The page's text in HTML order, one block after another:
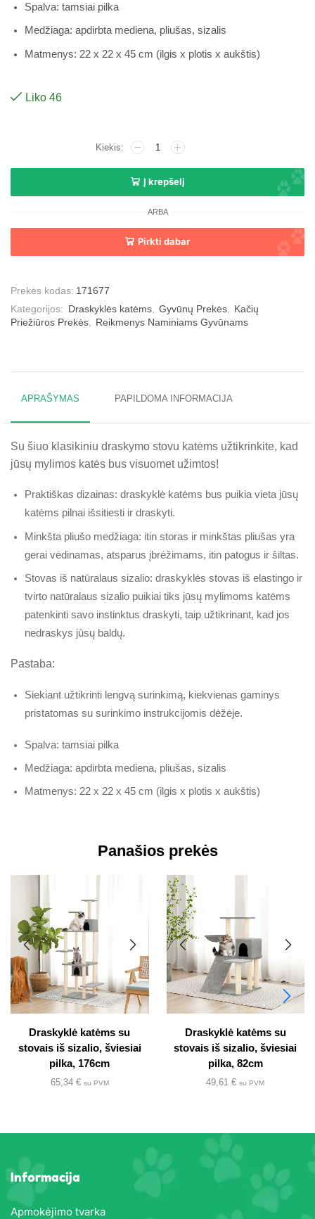
Spalva: tamsiai pilka
Medžiaga: apdirbta mediena, pliušas, sizalis
Matmenys: 22 x 22 x 45 cm (ilgis x plotis x aukštis)
Liko 46
Į krepšelį
ARBA
Pirkti dabar
Prekės kodas: 171677
Kategorijos: Draskyklės katėms Gyvūnų Prekės
Kačių
Priežiūros Prekės
Reikmenys Naminiams Gyvūnams
APRAŠYMAS PAPILDOMA INFORMACIJA
Su šiuo klasikiniu draskymo stovu katėms užtikrinkite, kad
jūsų mylimos katės bus visuomet užimtos!
Praktiškas dizainas: draskyklė katėms bus puikia vieta jūsų
katėms pilnai išsitiesti ir draskyti.
Minkšta pliušo medžiaga: itin storas ir minkštas pliušas yra
gerai vėdinamas, atsparus įbrėžimams, itin patogus ir šiltas.
Stovas iš natūralaus sizalio: draskyklės stovas iš elastingo ir
tvirto natūralaus sizalio puikiai tiks jūsų mylimoms katėms
patenkinti savo instinktus draskyti, taip užtikrinant, kad jos
nedraskys jūsų baldų.
Pastaba:
Siekiant užtikrinti lengvą surinkimą, kiekvienas gaminys
pristatomas su surinkimo instrukcijomis dėžėje.
Spalva: tamsiai pilka
Medžiaga: apdirbta mediena, pliušas, sizalis
Matmenys: 22 x 22 x 45 cm (ilgis x plotis x aukštis)
Panašios prekės
Draskyklė katėms su
stovais iš sizalio, šviesiai
pilka, 176cm
65,34 € su PVM
Draskyklė katėms su
stovais iš sizalio, šviesiai
pilka, 82cm
49,61€ su PVM
Informacija
Apmokėjimo tvarka